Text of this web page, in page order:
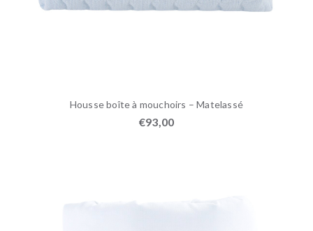
Housse boîte à mouchoirs – Matelassé
€93,00